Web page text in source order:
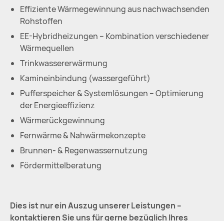
Effiziente Wärmegewinnung aus nachwachsenden
Rohstoffen
EE-Hybridheizungen – Kombination verschiedener
Wärmequellen
Trinkwassererwärmung
Kamineinbindung (wassergeführt)
Pufferspeicher & Systemlösungen – Optimierung
der Energieeffizienz
Wärmerückgewinnung
Fernwärme & Nahwärmekonzepte
Brunnen- & Regenwassernutzung
Fördermittelberatung
Dies ist nur ein Auszug unserer Leistungen –
kontaktieren Sie uns für gerne bezüglich Ihres